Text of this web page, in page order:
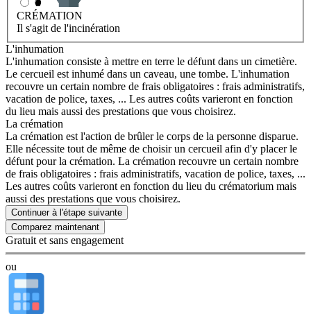
CRÉMATION
Il s'agit de l'incinération
L'inhumation
L'inhumation consiste à mettre en terre le défunt dans un cimetière.
Le cercueil est inhumé dans un caveau, une tombe. L'inhumation
recouvre un certain nombre de frais obligatoires : frais administratifs,
vacation de police, taxes, ... Les autres coûts varieront en fonction
du lieu mais aussi des prestations que vous choisirez.
La crémation
La crémation est l'action de brûler le corps de la personne disparue.
Elle nécessite tout de même de choisir un cercueil afin d'y placer le
défunt pour la crémation. La crémation recouvre un certain nombre
de frais obligatoires : frais administratifs, vacation de police, taxes, ...
Les autres coûts varieront en fonction du lieu du crématorium mais
aussi des prestations que vous choisirez.
Continuer à l'étape suivante
Gratuit et sans engagement
ou